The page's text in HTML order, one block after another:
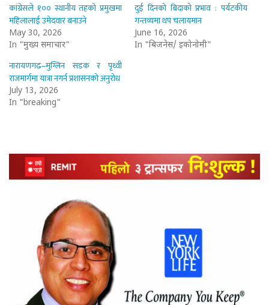
कांग्रेसले १०० स्थानीय तहको प्रमुखमा
महिलालाई उमेदवार बनाउने
May 30, 2026
In "मुख्य समाचार"
दुई दिनको बिदाको प्रभाव : पर्यटकीय
गन्तव्यमा थप चलायमान
June 16, 2026
In "बिजनेस/ इकोनोमी"
नारायणगढ–मुग्लिन सडक र पृथ्वी
राजमार्गमा यात्रा नगर्न प्रशासनको अनुरोध
July 13, 2026
In "breaking"